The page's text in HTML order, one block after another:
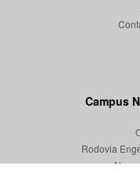
Campus
Rodovia